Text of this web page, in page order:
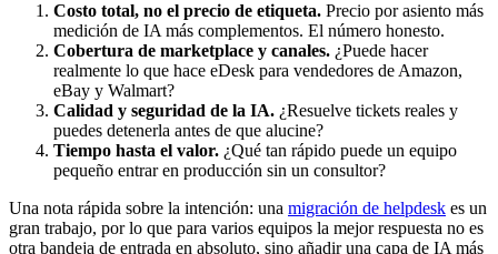
Costo total, no el precio de etiqueta. Precio por asiento más
medición de IA más complementos. El número honesto.
Cobertura de marketplace y canales. ¿Puede hacer
realmente lo que hace eDesk para vendedores de Amazon,
eBay y Walmart?
Calidad y seguridad de la IA. ¿Resuelve tickets reales y
puedes detenerla antes de que alucine?
Tiempo hasta el valor. ¿Qué tan rápido puede un equipo
pequeño entrar en producción sin un consultor?
Una nota rápida sobre la intención: una migración de helpdesk es un
gran trabajo, por lo que para varios equipos la mejor respuesta no es
otra bandeja de entrada en absoluto, sino añadir una capa de IA más